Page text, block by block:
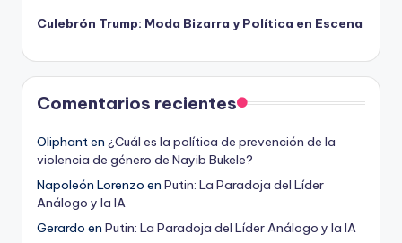
Culebrón Trump: Moda Bizarra y Política en Escena
Comentarios recientes
Oliphanten ¿Cuál es la política de prevención de la
violencia de género de Nayib Bukele?
Napoleón Lorenzo en Putin: La Paradoja del Líder
Análogo y la IA
Gerardo en Putin: La Paradoja del Líder Análogo y la IA